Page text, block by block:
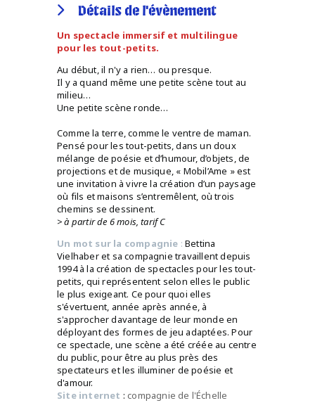
Détails de l'évènement
Un spectacle immersif et multilingue
pour les tout-petits.
Au début, il n'y a rien… ou presque.
Il y a quand même une petite scène tout au
milieu…
Une petite scène ronde…
Comme la terre, comme le ventre de maman.
Pensé pour les tout-petits, dans un doux
mélange de poésie et d’humour, d’objets, de
projections et de musique, « Mobil’Ame » est
une invitation à vivre la création d’un paysage
où fils et maisons s’entremêlent, où trois
chemins se dessinent.
> à partir de 6 mois, tarif C
Un mot sur la compagnie : Bettina
Vielhaber et sa compagnie travaillent depuis
1994 à la création de spectacles pour les tout-
petits, qui représentent selon elles le public
le plus exigeant. Ce pour quoi elles
s'évertuent, année après année, à
s'approcher davantage de leur monde en
déployant des formes de jeu adaptées. Pour
ce spectacle, une scène a été créée au centre
du public, pour être au plus près des
spectateurs et les illuminer de poésie et
d'amour.
Site internet :compagnie de l'Échelle